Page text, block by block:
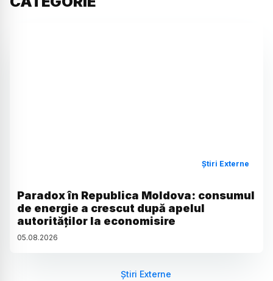
Știri Externe
Paradox în Republica Moldova: consumul
de energie a crescut după apelul
autorităților la economisire
05.08.2026
Știri Externe